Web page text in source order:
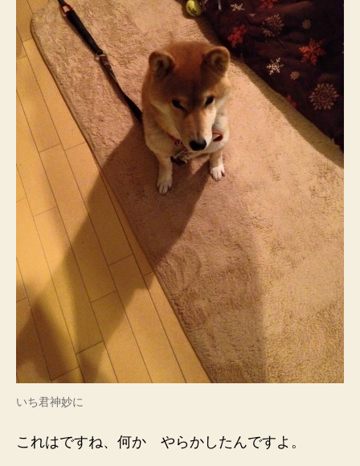
いち君神妙に
これはですね、何か やらかしたんですよ。